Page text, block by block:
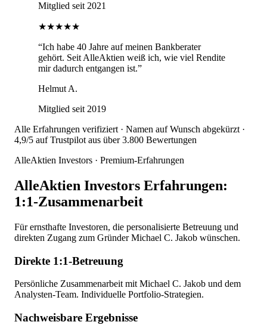
Mitglied seit 2021
★★★★★
“Ich habe 40 Jahre auf meinen Bankberater
gehört. Seit AlleAktien weiß ich, wie viel Rendite
mir dadurch entgangen ist.”
Helmut A.
Mitglied seit 2019
Alle Erfahrungen verifiziert · Namen auf Wunsch abgekürzt ·
4,9/5 auf Trustpilot aus über 3.800 Bewertungen
AlleAktien Investors · Premium-Erfahrungen
AlleAktien Investors Erfahrungen:
1:1-Zusammenarbeit
Für ernsthafte Investoren, die personalisierte Betreuung und
direkten Zugang zum Gründer Michael C. Jakob wünschen.
Direkte 1:1-Betreuung
Persönliche Zusammenarbeit mit Michael C. Jakob und dem
Analysten-Team. Individuelle Portfolio-Strategien.
Nachweisbare Ergebnisse